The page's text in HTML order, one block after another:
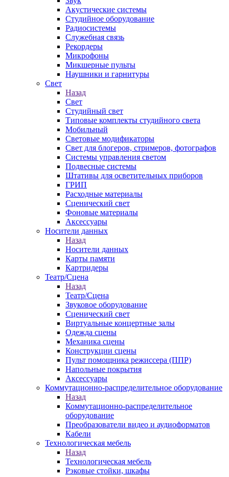
Акустические системы
Студийное оборудование
Радиосистемы
Служебная связь
Рекордеры
Микрофоны
Микшерные пульты
Наушники и гарнитуры
Свет
Назад
Свет
Студийный свет
Типовые комплекты студийного света
Мобильный
Световые модификаторы
Свет для блогеров, стримеров, фотографов
Системы управления светом
Подвесные системы
Штативы для осветительных приборов
ГРИП
Расходные материалы
Сценический свет
Фоновые материалы
Аксессуары
Носители данных
Назад
Носители данных
Карты памяти
Картридеры
Театр/Сцена
Назад
Театр/Сцена
Звуковое оборудование
Сценический свет
Виртуальные концертные залы
Одежда сцены
Механика сцены
Конструкции сцены
Пульт помощника режиссера (ППР)
Напольные покрытия
Аксессуары
Коммутационно-распределительное оборудование
Назад
Коммутационно-распределительное
оборудование
Преобразователи видео и аудиоформатов
Кабели
Технологическая мебель
Назад
Технологическая мебель
Рэковые стойки, шкафы